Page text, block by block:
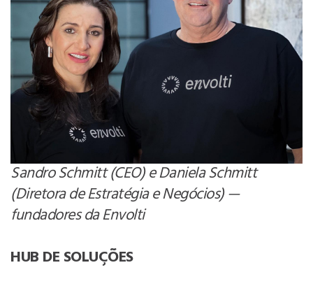
Sandro Schmitt (CEO) e Daniela Schmitt
(Diretora de Estratégia e Negócios) —
fundadores da Envolti
HUB DE SOLUÇÕES